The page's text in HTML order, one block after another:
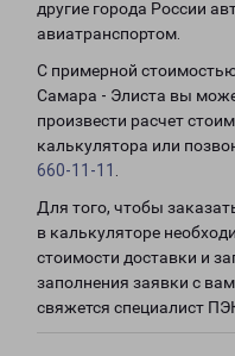
другие города России
авиатранспортом.
С примерной
Самара - Элиста вы
произвести расчет
калькулятора или
660-11-11
Для того, чтобы
в калькуляторе
стоимости доставки и
заполнения заявки с
свяжется специалист